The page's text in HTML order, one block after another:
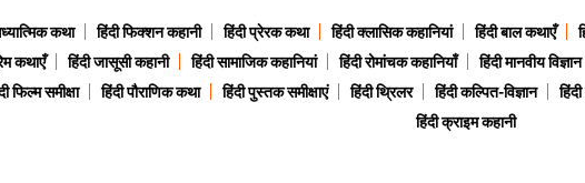
कथा हिंदी फिक्शन कहानी हिंदी प्रेरक कथा हिंदी क्लासिक कहानियां हिंदी बाल कथाएँ
कथाएँ हिंदी जासूसी कहानी हिंदी सामाजिक कहानियां हिंदी रोमांचक कहानियाँ हिंदी मानवीय विज्ञान
फिल्म समीक्षा हिंदी पौराणिक कथा हिंदी पुस्तक समीक्षाएं हिंदी थ्रिलर हिंदी कल्पित-विज्ञान हिंदी
हिंदी क्राइम कहानी